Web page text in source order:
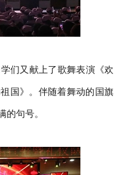
们又献上了歌舞表演《欢
国》。伴随着舞动的国旗
的句号。